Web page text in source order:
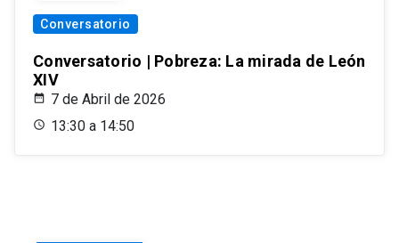
Conversatorio
Conversatorio | Pobreza: La mirada de León
XIV
7 de Abril de 2026
13:30 a 14:50